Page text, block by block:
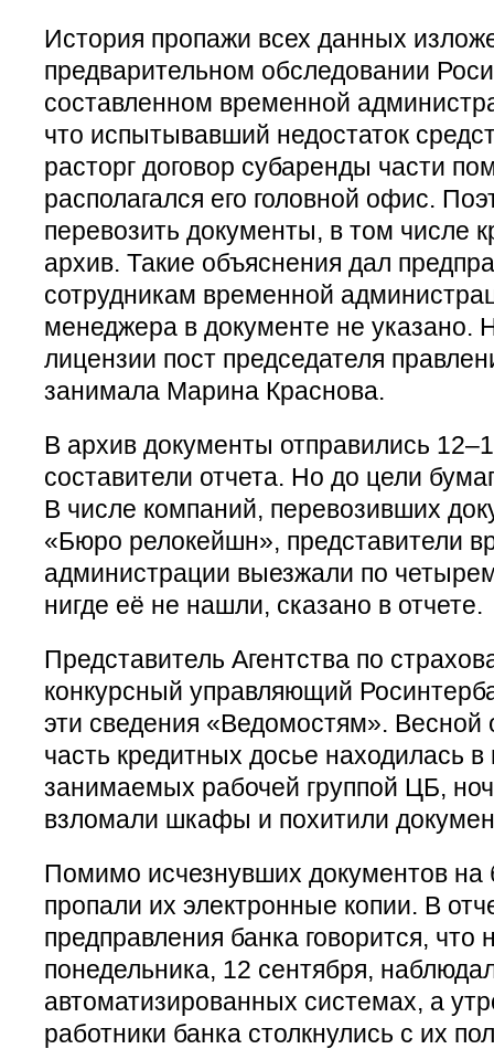
История пропажи всех данных
предварительном обследовании
составленном временной
что испытывавший недостаток
расторг договор субаренды части
располагался его головной офис.
перевозить документы, в том числе
архив. Такие объяснения дал
сотрудникам временной
менеджера в документе не указано.
лицензии пост председателя
занимала Марина Краснова.
В архив документы отправились
составители отчета. Но до цели
В числе компаний, перевозивших
«Бюро релокейшн», представители
администрации выезжали по
нигде её не нашли, сказано в отчете.
Представитель Агентства по
конкурсный управляющий
эти сведения «Ведомостям». Весной
часть кредитных досье находилась
занимаемых рабочей группой ЦБ,
взломали шкафы и похитили
Помимо исчезнувших документов на
пропали их электронные копии. В
предправления банка говорится, что
понедельника, 12 сентября,
автоматизированных системах, а
работники банка столкнулись с их